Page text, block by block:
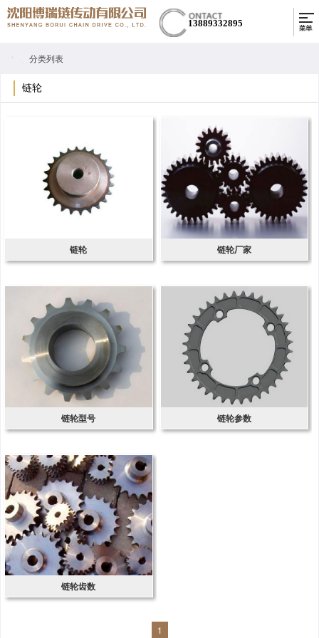
13889332895
分类列表
链轮
链轮 链轮厂家
链轮型号 链轮参数
链轮齿数
1